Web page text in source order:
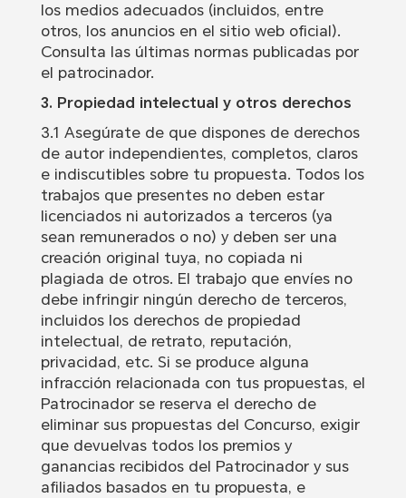
los medios adecuados (incluidos, entre
otros, los anuncios en el sitio web oficial).
Consulta las últimas normas publicadas por
el patrocinador.
3. Propiedad intelectual y otros derechos
3.1 Asegúrate de que dispones de derechos
de autor independientes, completos, claros
e indiscutibles sobre tu propuesta. Todos los
trabajos que presentes no deben estar
licenciados ni autorizados a terceros (ya
sean remunerados o no) y deben ser una
creación original tuya, no copiada ni
plagiada de otros. El trabajo que envíes no
debe infringir ningún derecho de terceros,
incluidos los derechos de propiedad
intelectual, de retrato, reputación,
privacidad, etc. Si se produce alguna
infracción relacionada con tus propuestas, el
Patrocinador se reserva el derecho de
eliminar sus propuestas del Concurso, exigir
que devuelvas todos los premios y
ganancias recibidos del Patrocinador y sus
afiliados basados en tu propuesta, e